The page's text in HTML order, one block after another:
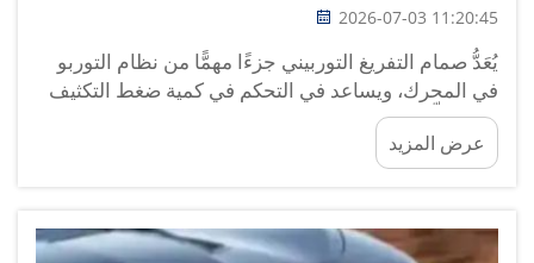
2026-07-03 11:20:45
يُعَدُّ صمام التفريغ التوربيني جزءًا مهمًّا من نظام التوربو
في المحرك، ويساعد في التحكم في كمية ضغط التكثيف
الذي يولِّده التوربو. وعندما يحتاج المحرك إلى طاقة أكبر،
يدور التوربو بسرعة أعلى، ما يؤدي إلى سحب كمية أكبر
من الهواء. إنَّ ...
عرض المزيد